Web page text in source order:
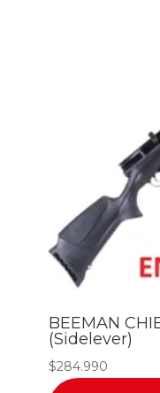
BEEMAN
(Sidelever)
$284.990